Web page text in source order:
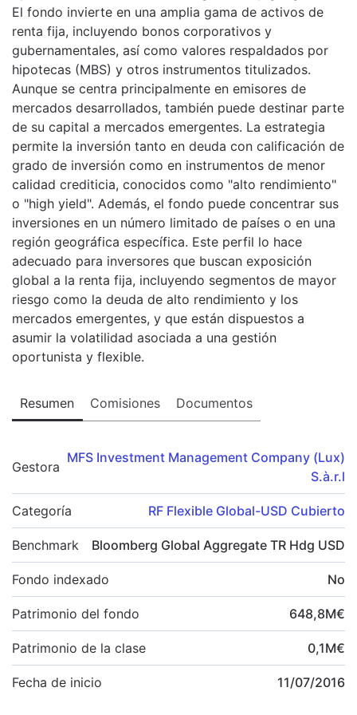
El fondo invierte en una amplia gama de activos de
renta fija, incluyendo bonos corporativos y
gubernamentales, así como valores respaldados por
hipotecas (MBS) y otros instrumentos titulizados.
Aunque se centra principalmente en emisores de
mercados desarrollados, también puede destinar parte
de su capital a mercados emergentes. La estrategia
permite la inversión tanto en deuda con calificación de
grado de inversión como en instrumentos de menor
calidad crediticia, conocidos como "alto rendimiento"
o "high yield". Además, el fondo puede concentrar sus
inversiones en un número limitado de países o en una
región geográfica específica. Este perfil lo hace
adecuado para inversores que buscan exposición
global a la renta fija, incluyendo segmentos de mayor
riesgo como la deuda de alto rendimiento y los
mercados emergentes, y que están dispuestos a
asumir la volatilidad asociada a una gestión
oportunista y flexible.
Resumen Comisiones Documentos
Gestora
MFS Investment Management Company (Lux)
S.à.r.l
Categoría RF Flexible Global-USD Cubierto
Benchmark Bloomberg Global Aggregate TR Hdg USD
Fondo indexado No
Patrimonio del fondo 648,8M€
Patrimonio de la clase 0,1M€
Fecha de inicio 11/07/2016